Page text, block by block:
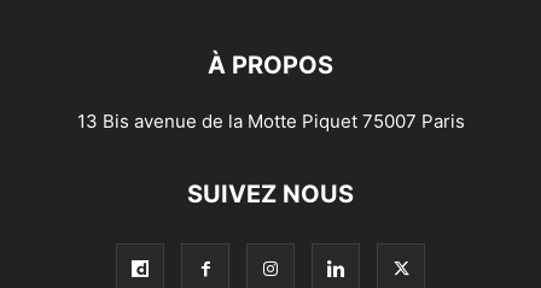
À PROPOS
13 Bis avenue de la Motte Piquet 75007 Paris
SUIVEZ NOUS